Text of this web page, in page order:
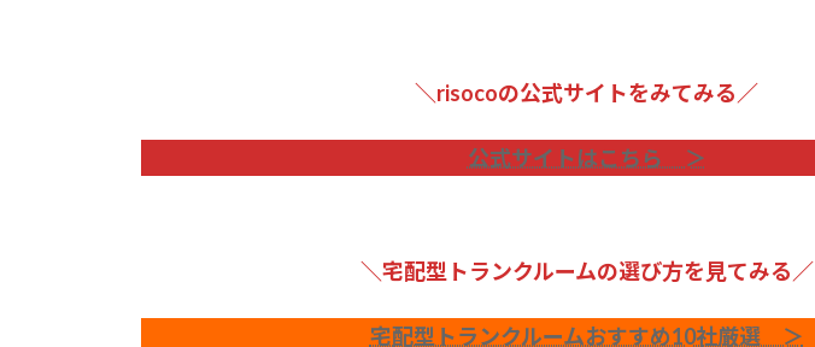
＼risocoの公式サイトをみてみる／
公式サイトはこちら ＞
＼宅配型トランクルームの選び方を見てみる／
宅配型トランクルームおすすめ10社厳選 ＞